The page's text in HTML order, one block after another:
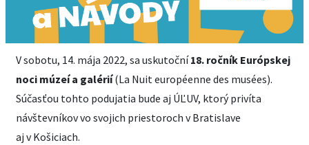
V sobotu, 14. mája 2022, sa uskutoční18. ročník Európskej
noci múzeí a galérií(La Nuit européenne des musées).
Súčasťou tohto podujatia bude aj ÚĽUV, ktorý privíta
návštevníkov vo svojich priestoroch v Bratislave
aj v Košiciach.